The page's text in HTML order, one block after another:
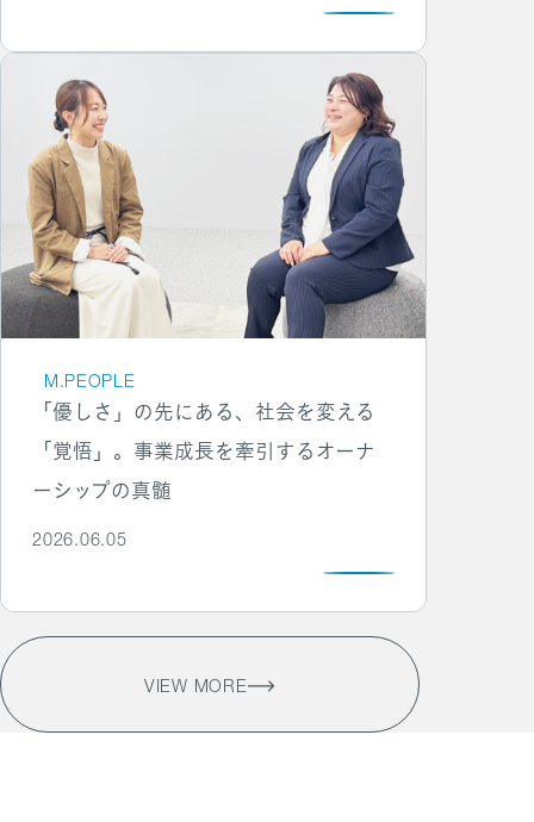
M.PEOPLE
「優しさ」の先にある、社会を変える
「覚悟」。事業成長を牽引するオーナ
ーシップの真髄
2026.06.05
VIEW MORE